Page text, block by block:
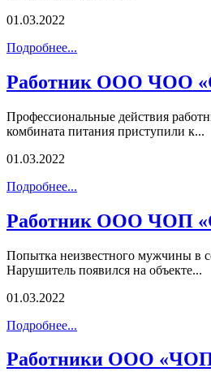
01.03.2022
Подробнее...
Работник ООО ЧОО
Профессиональные действия
комбината питания приступили к...
01.03.2022
Подробнее...
Работник ООО ЧОП
Попытка неизвестного мужчины в
Нарушитель появился на объекте...
01.03.2022
Подробнее...
Работники ООО «ЧОП